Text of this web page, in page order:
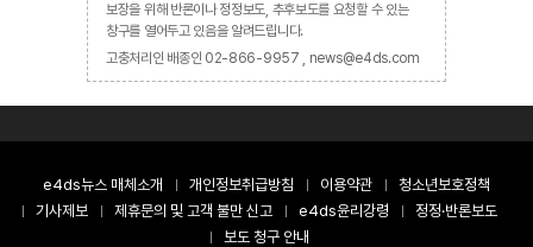
보장을 위해 반론이나 정정보도, 추후보도를 요청할 수 있는
창구를 열어두고 있음을 알려드립니다.
고충처리인 배종인 02-866-9957 , news@e4ds.com
e4ds뉴스 매체소개 개인정보취급방침 이용약관
청소년보호정책
기사제보
제휴문의 및 고객 불만 신고 e4ds윤리강령
정정·반론보도
보도 청구 안내